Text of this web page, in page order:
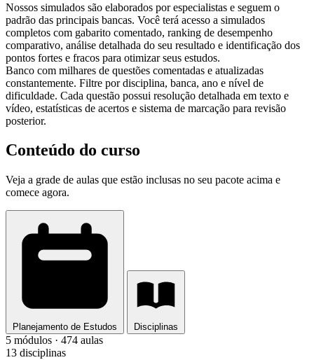
Nossos simulados são elaborados por especialistas e seguem o
padrão das principais bancas. Você terá acesso a simulados
completos com gabarito comentado, ranking de desempenho
comparativo, análise detalhada do seu resultado e identificação dos
pontos fortes e fracos para otimizar seus estudos.
Banco com milhares de questões comentadas e atualizadas
constantemente. Filtre por disciplina, banca, ano e nível de
dificuldade. Cada questão possui resolução detalhada em texto e
vídeo, estatísticas de acertos e sistema de marcação para revisão
posterior.
Conteúdo do curso
Veja a grade de aulas que estão inclusas no seu pacote acima e
comece agora.
Planejamento de Estudos Disciplinas
5 módulos · 474 aulas
13 disciplinas